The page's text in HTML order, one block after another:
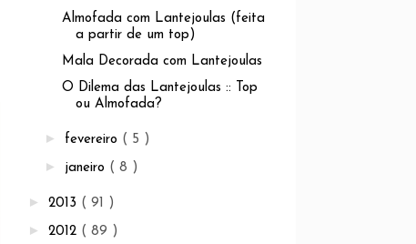
Almofada com Lantejoulas (feita
a partir de um top)
Mala Decorada com Lantejoulas
O Dilema das Lantejoulas :: Top
ou Almofada?
► fevereiro ( 5 )
► janeiro ( 8 )
► 2013 ( 91 )
► 2012 ( 89 )